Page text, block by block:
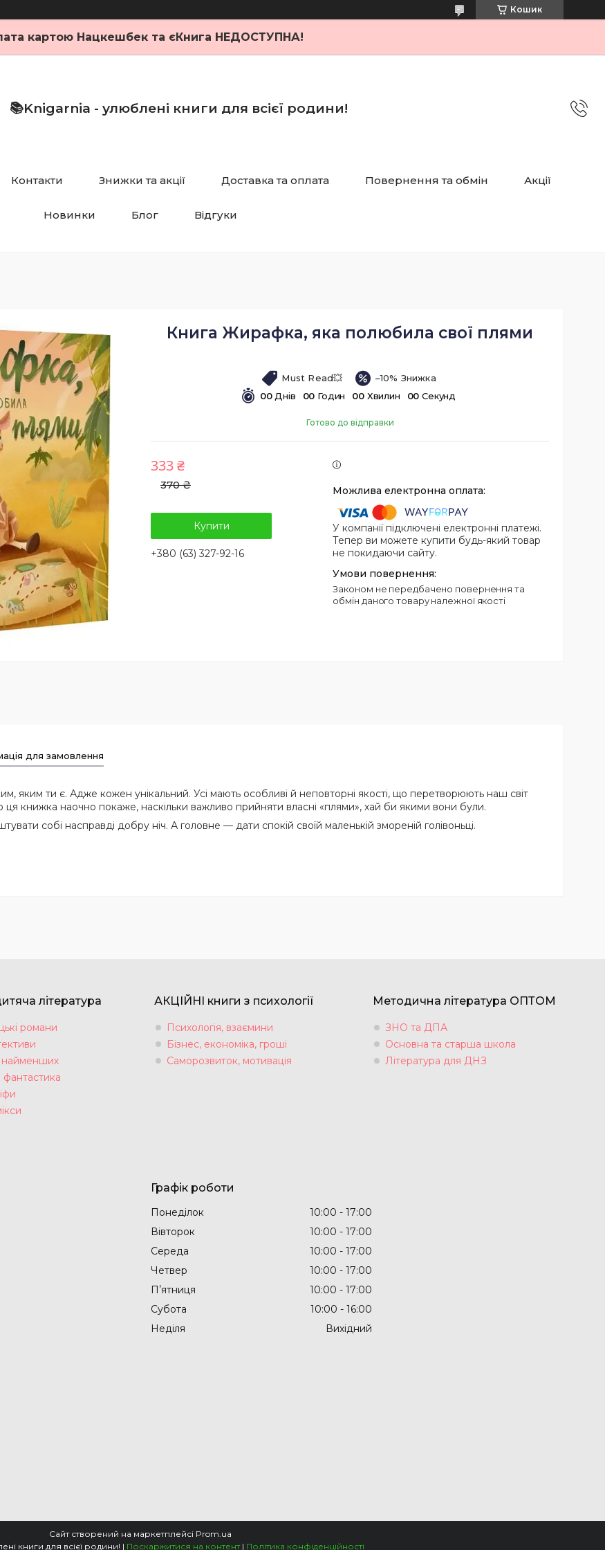
Кошик
картою Нацкешбек та єКнига НЕДОСТУПНА!
📚Knigarnia - улюблені книги для всієї родини!
Контакти Знижки та акції Доставка та оплата Повернення та обмін Акції
Новинки Блог Відгуки
Книга Жирафка, яка полюбила свої плями
Must Read💥
–10%
00 Днів 00 Годин 00 Хвилин 00 Секунд
Готово до відправки
370 ₴
333 ₴
Купити
+380 (63) 327-92-16
У компанії підключені електронні платежі.
Тепер ви можете купити будь-який товар
не покидаючи сайту.
Законом не передбачено повернення та
обмін даного товару належної якості
для замовлення
яким ти є. Адже кожен унікальний. Усі мають особливі й неповторні якості, що перетворюють наш світ
книжка наочно покаже, наскільки важливо прийняти власні «плями», хай би якими вони були.
собі насправді добру ніч. А головне — дати спокій своїй маленькій змореній голівоньці.
література
романи
найменших
фантастика
АКЦІЙНІ книги з психології
Психологія, взаємини
Бізнес, економіка, гроші
Саморозвиток, мотивація
Методична література ОПТОМ
ЗНО та ДПА
Основна та старша школа
Література для ДНЗ
Графік роботи
Понеділок 10:00
17:00
Вівторок
10:00
17:00
Середа
10:00
17:00
Четвер
10:00
17:00
Пʼятниця
10:00
17:00
Субота
10:00
16:00
Неділя
Вихідний
Сайт створений на маркетплейсі Prom.ua
📚Knigarnia - улюблені книги для всієї родини! | Поскаржитися на контент | Політика конфіденційності